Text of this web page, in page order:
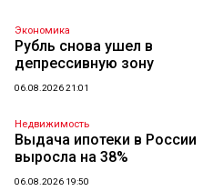
Экономика
Рубль снова ушел в
депрессивную зону
06.08.2026 21:01
Недвижимость
Выдача ипотеки в России
выросла на 38%
06.08.2026 19:50